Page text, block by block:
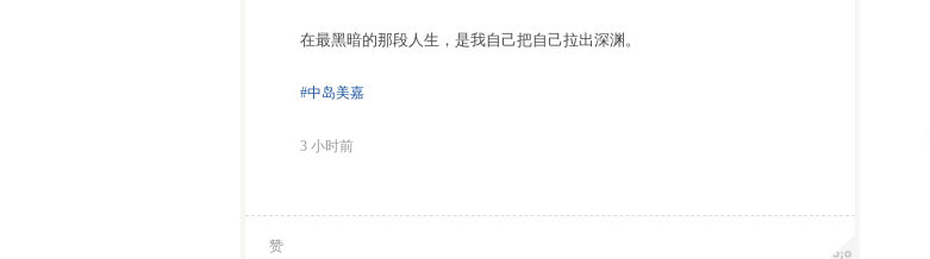
在最黑暗的那段人生，是我自己把自己拉出深渊。
#中岛美嘉
3 小时前
赞